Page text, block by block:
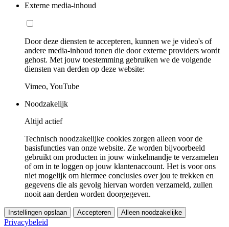
Externe media-inhoud
Door deze diensten te accepteren, kunnen we je video's of
andere media-inhoud tonen die door externe providers wordt
gehost. Met jouw toestemming gebruiken we de volgende
diensten van derden op deze website:
Vimeo, YouTube
Noodzakelijk
Altijd actief
Technisch noodzakelijke cookies zorgen alleen voor de
basisfuncties van onze website. Ze worden bijvoorbeeld
gebruikt om producten in jouw winkelmandje te verzamelen
of om in te loggen op jouw klantenaccount. Het is voor ons
niet mogelijk om hiermee conclusies over jou te trekken en
gegevens die als gevolg hiervan worden verzameld, zullen
nooit aan derden worden doorgegeven.
Instellingen opslaan Accepteren Alleen noodzakelijke
Privacybeleid